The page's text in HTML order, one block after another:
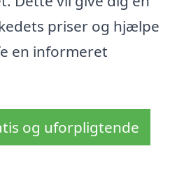
priser og hjælpe
en informeret
og uforpligtende